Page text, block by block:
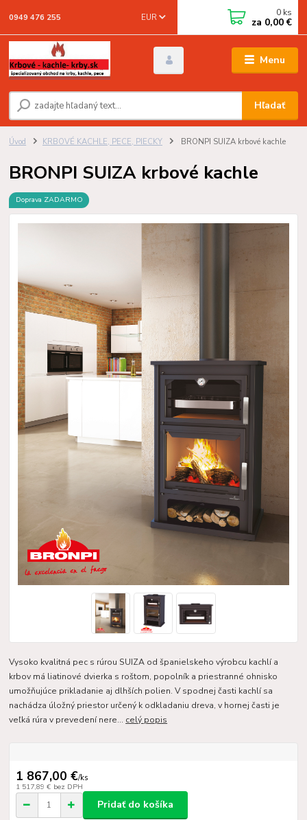
Menu
EUR
Hľadať
0949 476 255 0 ks
za 0,00 €
Úvod KRBOVÉ KACHLE, PECE, PIECKY BRONPI SUIZA krbové kachle
BRONPI SUIZA krbové kachle
Doprava ZADARMO
Vysoko kvalitná pec s rúrou SUIZA od španielskeho výrobcu kachlí a
krbov má liatinové dvierka s roštom, popolník a priestranné ohnisko
umožňujúce prikladanie aj dlhších polien. V spodnej časti kachlí sa
nachádza úložný priestor určený k odkladaniu dreva, v hornej časti je
veľká rúra v prevedení nere... celý popis
1 867,00 €/ks
1 517,89 € bez DPH
Pridať do košíka